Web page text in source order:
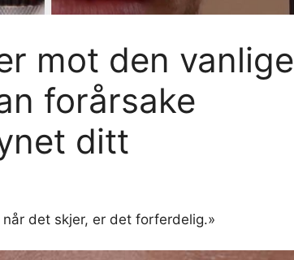
mot den vanlige
forårsake
ditt
det skjer, er det forferdelig.»